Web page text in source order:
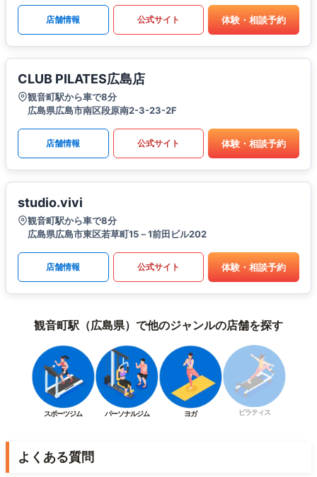
店舗情報 公式サイト 体験・相談予約
CLUB PILATES広島店
観音町駅から車で8分
広島県広島市南区段原南2-3-23-2F
店舗情報 公式サイト 体験・相談予約
studio.vivi
観音町駅から車で8分
広島県広島市東区若草町15－1前田ビル202
店舗情報 公式サイト 体験・相談予約
観音町駅（広島県）で他のジャンルの店舗を探す
スポーツジム パーソナルジム ヨガ ピラティス
よくある質問